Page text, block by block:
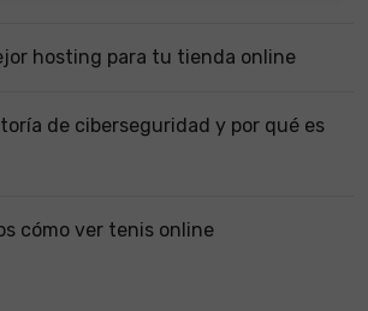
hosting para tu tienda online
de ciberseguridad y por qué es
cómo ver tenis online